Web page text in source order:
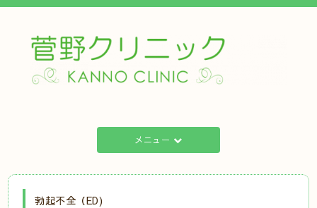
メニュー
勃起不全（ED)